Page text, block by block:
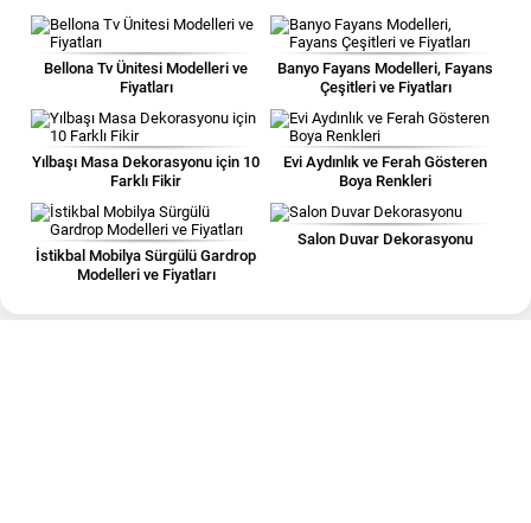
Bellona Tv Ünitesi Modelleri ve
Fiyatları
Banyo Fayans Modelleri, Fayans
Çeşitleri ve Fiyatları
Yılbaşı Masa Dekorasyonu için 10
Farklı Fikir
Evi Aydınlık ve Ferah Gösteren
Boya Renkleri
İstikbal Mobilya Sürgülü Gardrop
Modelleri ve Fiyatları
Salon Duvar Dekorasyonu